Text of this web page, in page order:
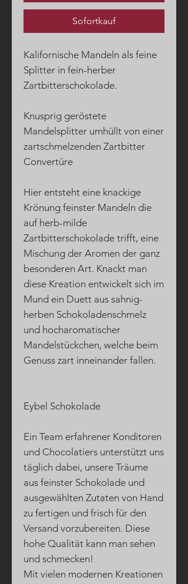
Sofortkauf
Kalifornische Mandeln als feine
Splitter in fein-herber
Zartbitterschokolade.
Knusprig geröstete
Mandelsplitter umhüllt von einer
zartschmelzenden Zartbitter
Convertüre
Hier entsteht eine knackige
Krönung feinster Mandeln die
auf herb-milde
Zartbitterschokolade trifft, eine
Mischung der Aromen der ganz
besonderen Art. Knackt man
diese Kreation entwickelt sich im
Mund ein Duett aus sahnig-
herben Schokoladenschmelz
und hocharomatischer
Mandelstückchen, welche beim
Genuss zart inneinander fallen.
Eybel Schokolade
Ein Team erfahrener Konditoren
und Chocolatiers unterstützt uns
täglich dabei, unsere Träume
aus feinster Schokolade und
ausgewählten Zutaten von Hand
zu fertigen und frisch für den
Versand vorzubereiten. Diese
hohe Qualität kann man sehen
und schmecken!
Mit vielen modernen Kreationen